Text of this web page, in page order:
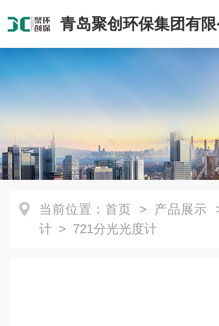
青岛聚创环保集团有
当前位置： 首页 > 产品展示
计 > 721分光光度计